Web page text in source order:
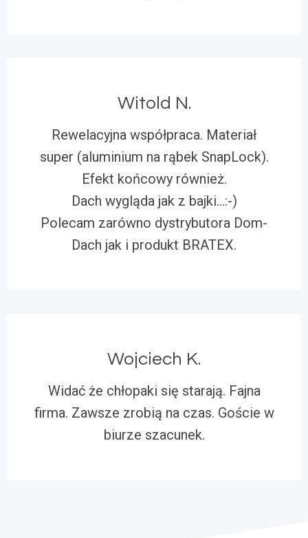
Witold N.
Rewelacyjna współpraca. Materiał
super (aluminium na rąbek SnapLock).
Efekt końcowy również.
Dach wygląda jak z bajki…:-)
Polecam zarówno dystrybutora Dom-
Dach jak i produkt BRATEX.
Wojciech K.
Widać że chłopaki się starają. Fajna
firma. Zawsze zrobią na czas. Goście w
biurze szacunek.